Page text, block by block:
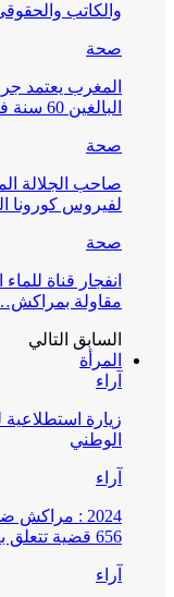
والكاتب
صحة
المغرب يعتمد
البالغين 60 سنة فما فوق أو من…
صحة
صاحب الجلالة
لفيروس كورونا
صحة
انفجار قناة
مقاولة
السابق التالي
المرأة
آراء
زيارة استطلاعية
الوطني
آراء
2024 :
656 قضية تتعلق بغسيل الأموال
آراء